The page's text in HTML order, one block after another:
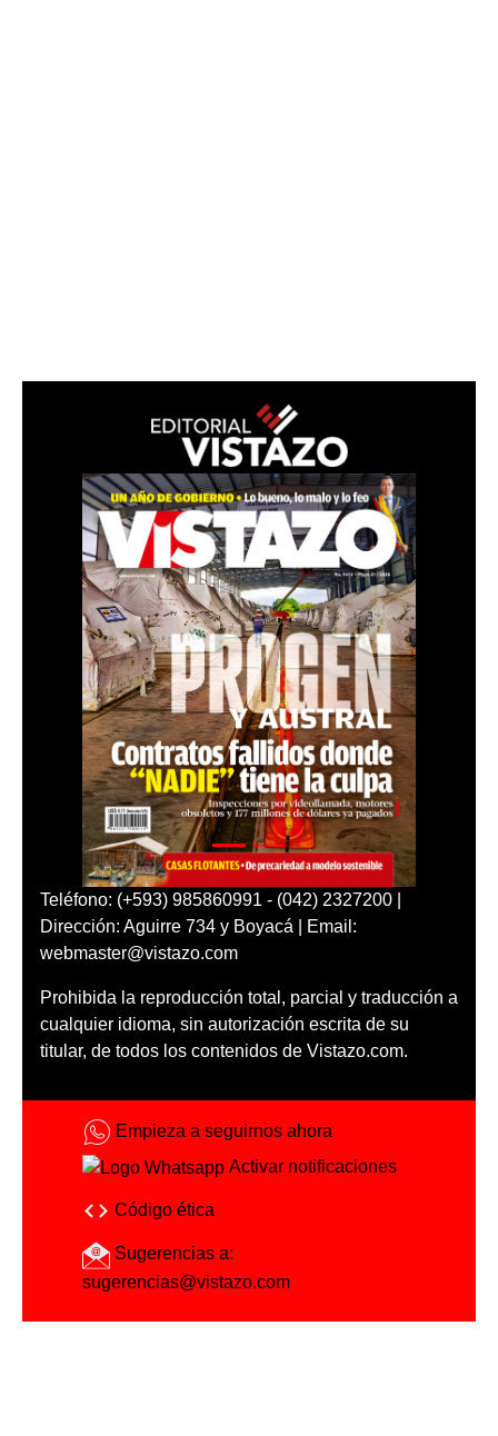
Teléfono: (+593) 985860991 - (042) 2327200 |
Dirección: Aguirre 734 y Boyacá | Email:
webmaster@vistazo.com
Prohibida la reproducción total, parcial y traducción a
cualquier idioma, sin autorización escrita de su
titular, de todos los contenidos de Vistazo.com.
Empieza a seguirnos ahora
Activar notificaciones
Código ética
Sugerencias a:
sugerencias@vistazo.com